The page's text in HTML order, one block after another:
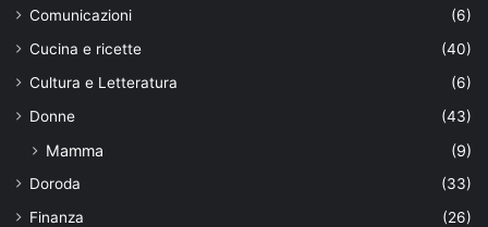
Comunicazioni
(6)
Cucina e ricette
(40)
Cultura e Letteratura
(6)
Donne
(43)
Mamma (9)
Doroda
(33)
Finanza
(26)